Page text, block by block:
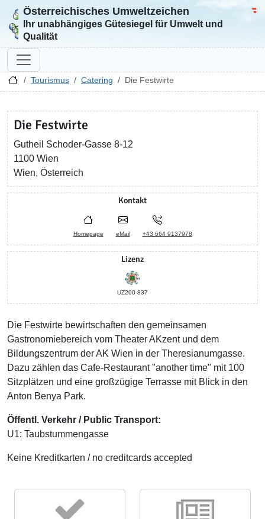
Zur Startseite
Österreichisches Umweltzeichen
Ihr unabhängiges Gütesiegel für Umwelt und
Qualität
Tourismus Catering Die Festwirte
Die Festwirte
Gutheil Schoder-Gasse 8-12
1100 Wien
Wien, Österreich
Kontakt
Homepage eMail +43 664 9137978
Lizenz
UZ200-837
Die Festwirte bewirtschaften den gemeinsamen
Gastronomiebereich vom Theater AKzent und dem
Bildungszentrum der AK Wien in der Theresianumgasse.
Dazu zählen das Cafe-Restaurant "another time" mit 100
Sitzplätzen und eine großzügige Terrasse mit Blick in den
Anton Benya Park.
Öffentl. Verkehr / Public Transport:
U1: Taubstummengasse
Keine Kreditkarten / no creditcards accepted